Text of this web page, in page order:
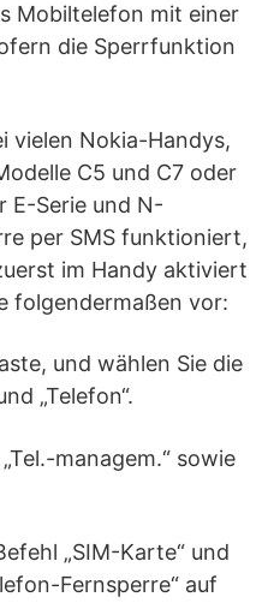
Mobiltelefon mit einer
die Sperrfunktion
vielen Nokia-Handys,
C5 und C7 oder
E-Serie und N-
per SMS funktioniert,
im Handy aktiviert
folgendermaßen vor:
und wählen Sie die
„Telefon“.
managem.“ sowie
„SIM-Karte“ und
Fernsperre“ auf